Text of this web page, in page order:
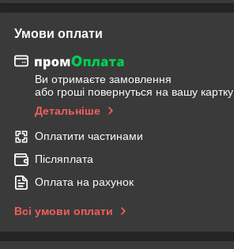
Умови оплати
Ви отримаєте замовлення
або гроші повернуться на вашу картку
Детальніше
Оплатити частинами
Післяплата
Оплата на рахунок
Всі умови оплати